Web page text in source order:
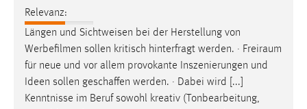
Relevanz:
Längen und Sichtweisen bei der Herstellung von
Werbefilmen sollen kritisch hinterfragt werden. · Freiraum
für neue und vor allem provokante Inszenierungen und
Ideen sollen geschaffen werden. · Dabei wird [...]
Kenntnisse im Beruf sowohl kreativ (Tonbearbeitung,